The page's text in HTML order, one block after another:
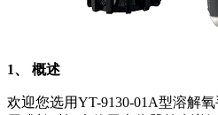
1、 概述
欢迎您选用YT-9130-01A型溶解